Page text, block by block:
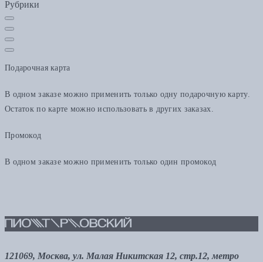
Рубрики
Подарочная карта
В одном заказе можно применить только одну подарочную карту.
Остаток по карте можно использовать в других заказах.
Промокод
В одном заказе можно применить только один промокод
121069, Москва, ул. Малая Никитская 12, стр.12, метро